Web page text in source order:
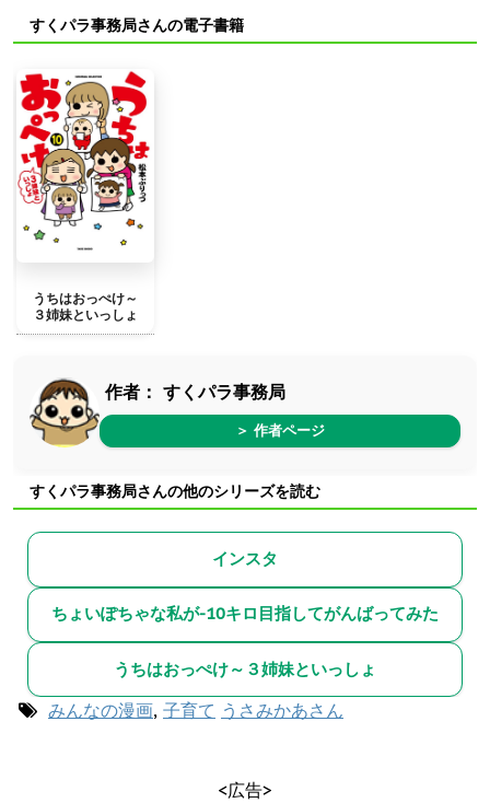
すくパラ事務局さんの電子書籍
うちはおっぺけ～
３姉妹といっしょ
作者： すくパラ事務局
＞ 作者ページ
すくパラ事務局さんの他のシリーズを読む
インスタ
ちょいぽちゃな私が-10キロ目指してがんばってみた
うちはおっぺけ～３姉妹といっしょ
みんなの漫画, 子育て うさみかあさん
<広告>